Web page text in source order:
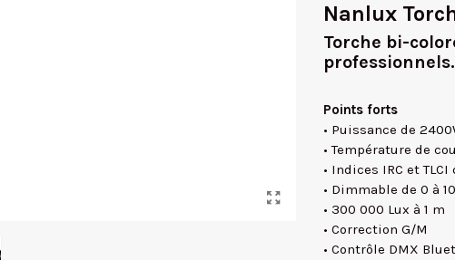
Nanlux
Torche bi-
professionnels.
Points forts
• Puissance de
• Température de
• Indices IRC et
• Dimmable de 0 à
• 300 000 Lux à 1 m
• Correction G/M
• Contrôle DMX